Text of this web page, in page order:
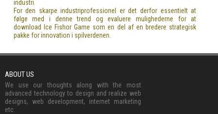
industri.
For den skarpe industriprofessionel er det derfor essentielt at
følge med i denne trend og evaluere mulighederne for at
download Ice Fishor Game som en del af en bredere strategisk
pakke for innovation i spilverdenen.
ABOUT US
We use our thoughts along with the most
advanced technology to design and realize web
designs, web development, internet marketing
etc.